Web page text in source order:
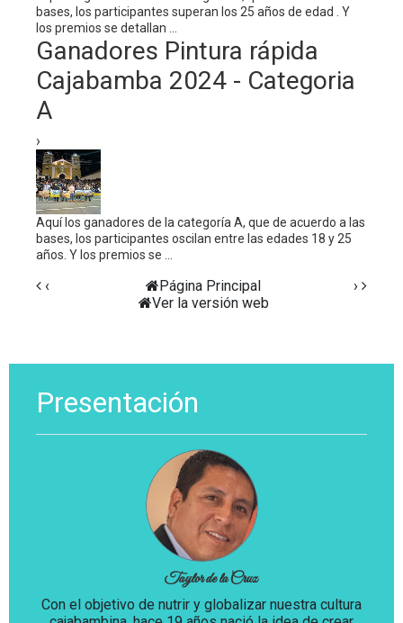
bases, los participantes superan los 25 años de edad . Y
los premios se detallan ...
Ganadores Pintura rápida
Cajabamba 2024 - Categoria
A
›
Aquí los ganadores de la categoría A, que de acuerdo a las
bases, los participantes oscilan entre las edades 18 y 25
años. Y los premios se ...
‹ ›
Página Principal
Ver la versión web
Presentación
Taylor de la Cruz
Con el objetivo de nutrir y globalizar nuestra cultura